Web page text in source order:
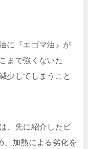
に『エゴマ油』が
まで強くないた
少してしまうこと
、先に紹介したビ
、加熱による劣化を